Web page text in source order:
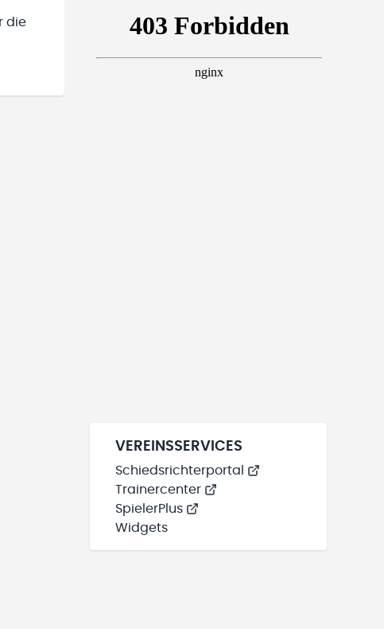
die
VEREINSSERVICES
Schiedsrichterportal
Trainercenter
SpielerPlus
Widgets